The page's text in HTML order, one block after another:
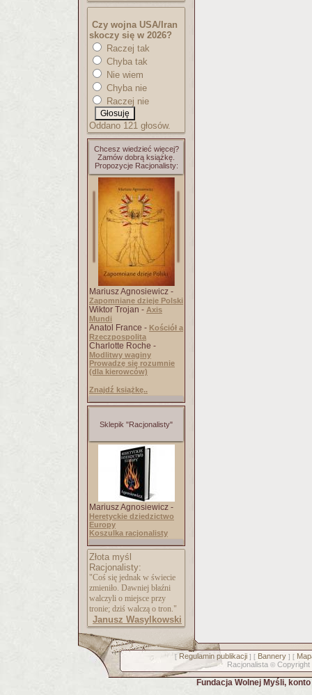
Czy wojna USA/Iran
skoczy się w 2026?
Raczej tak
Chyba tak
Nie wiem
Chyba nie
Raczej nie
Oddano 121 głosów.
Chcesz wiedzieć więcej?
Zamów dobrą książkę.
Propozycje Racjonalisty:
Mariusz Agnosiewicz -
Zapomniane dzieje Polski
Wiktor Trojan - Axis
Mundi
Anatol France - Kościół a
Rzeczpospolita
Charlotte Roche -
Modlitwy waginy
Prowadzę się rozumnie
(dla kierowców)
Znajdź książkę..
Sklepik "Racjonalisty"
Mariusz Agnosiewicz -
Heretyckie dziedzictwo
Europy
Koszulka racjonalisty
Złota myśl
Racjonalisty:
"Coś się jednak w świecie
zmieniło. Dawniej błaźni
walczyli o miejsce przy
tronie; dziś walczą o tron."
Janusz Wasylkowski
[ Regulamin publikacji] [ Bannery] [
Racjonalista © Copyright
Fundacja Wolnej Myśli,